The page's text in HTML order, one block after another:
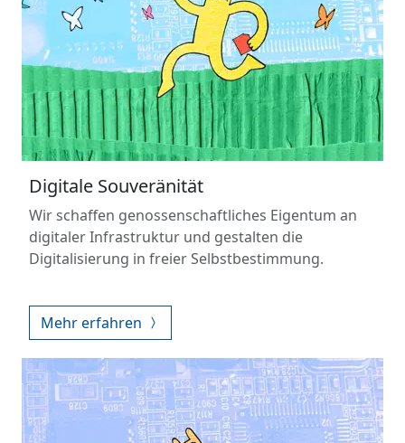
Digitale Souveränität
Wir schaffen genossenschaftliches Eigentum an
digitaler Infrastruktur und gestalten die
Digitalisierung in freier Selbstbestimmung.
Mehr erfahren